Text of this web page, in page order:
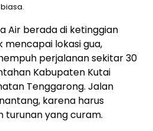
Air berada di ketinggian
mencapai lokasi gua,
perjalanan sekitar 30
Kabupaten Kutai
Tenggarong. Jalan
karena harus
turunan yang curam.